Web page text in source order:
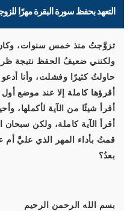
التعهد بحفظ سورة البقرة مهرًا
تزوَّجتُ منذ خمس سنوات،
ولكنني ضعيفُ الحفظ نتيجة
حاولتُ كثيرًا وفشلت، وأنا
أقرؤها كاملة إلا عند موضع أول
أقرأ شيئًا من الآية لأكملها،
أقرأ الآية كاملة، ولكن
قمتُ بأداء المهر الذي عليَّ أم
بعدُ؟
بسم الله الرحمن الرحيم